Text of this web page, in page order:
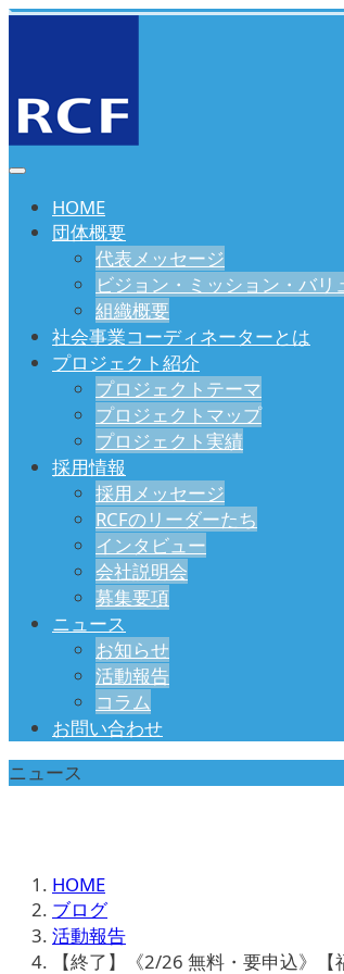
HOME
団体概要
代表メッセージ
ビジョン・ミッション・バリ
組織概要
社会事業コーディネーターとは
プロジェクト紹介
プロジェクトテーマ
プロジェクトマップ
プロジェクト実績
採用情報
採用メッセージ
RCFのリーダーたち
インタビュー
会社説明会
募集要項
ニュース
お知らせ
活動報告
コラム
お問い合わせ
ニュース
HOME
ブログ
活動報告
【終了】《2/26 無料・要申込》